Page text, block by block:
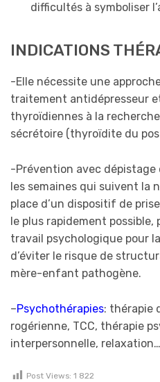
difficultés à symboliser
INDICATIONS
-Elle nécessite une
traitement antidépresseur
thyroïdiennes à la
sécrétoire (thyroïdite du
-Prévention avec dépistage
les semaines qui suivent la
place d’un dispositif de
le plus rapidement
travail psychologique pour
d’éviter le risque de
mère-enfant pathogène.
–Psychothérapies: thérapie
rogérienne, TCC, thérapie
interpersonnelle, relaxation…
Post Views: 1 822